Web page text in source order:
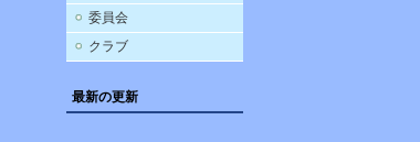
委員会
クラブ
最新の更新